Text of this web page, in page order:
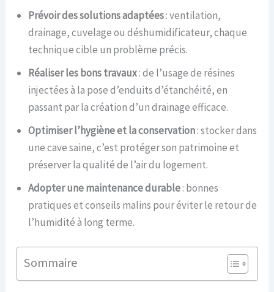
Prévoir des solutions adaptées: ventilation,
drainage, cuvelage ou déshumidificateur, chaque
technique cible un problème précis.
Réaliser les bons travaux: de l’usage de résines
injectées à la pose d’enduits d’étanchéité, en
passant par la création d’un drainage efficace.
Optimiser l’hygiène et la conservation: stocker dans
une cave saine, c’est protéger son patrimoine et
préserver la qualité de l’air du logement.
Adopter une maintenance durable: bonnes
pratiques et conseils malins pour éviter le retour de
l’humidité à long terme.
Sommaire